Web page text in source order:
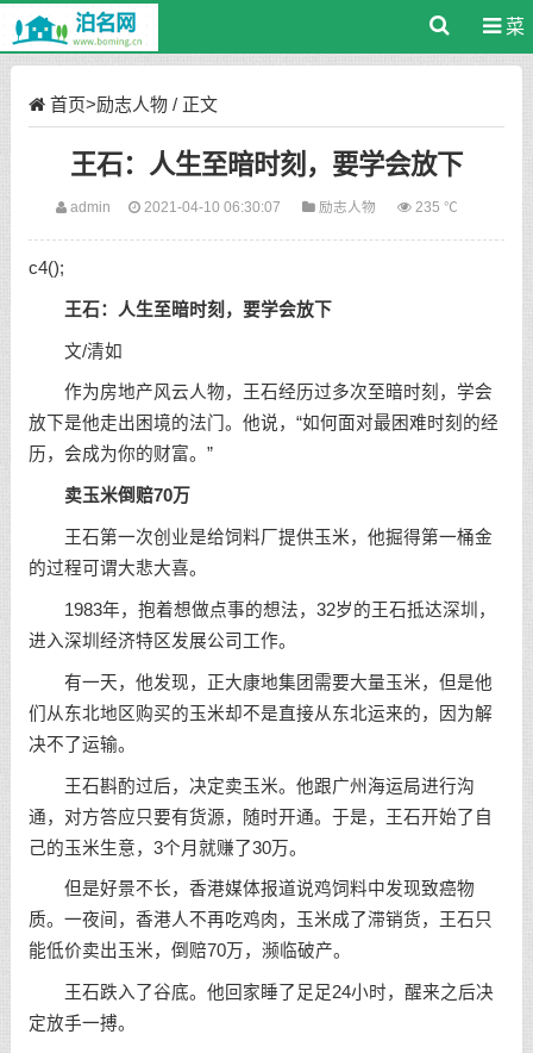
菜
首页>励志人物/ 正文
王石：人生至暗时刻，要学会放下
admin 2021-04-10 06:30:07 励志人物 235 ℃
c4();
王石：人生至暗时刻，要学会放下
文/清如
作为房地产风云人物，王石经历过多次至暗时刻，学会
放下是他走出困境的法门。他说，“如何面对最困难时刻的经
历，会成为你的财富。”
卖玉米倒赔70万
王石第一次创业是给饲料厂提供玉米，他掘得第一桶金
的过程可谓大悲大喜。
1983年，抱着想做点事的想法，32岁的王石抵达深圳，
进入深圳经济特区发展公司工作。
有一天，他发现，正大康地集团需要大量玉米，但是他
们从东北地区购买的玉米却不是直接从东北运来的，因为解
决不了运输。
王石斟酌过后，决定卖玉米。他跟广州海运局进行沟
通，对方答应只要有货源，随时开通。于是，王石开始了自
己的玉米生意，3个月就赚了30万。
但是好景不长，香港媒体报道说鸡饲料中发现致癌物
质。一夜间，香港人不再吃鸡肉，玉米成了滞销货，王石只
能低价卖出玉米，倒赔70万，濒临破产。
王石跌入了谷底。他回家睡了足足24小时，醒来之后决
定放手一搏。